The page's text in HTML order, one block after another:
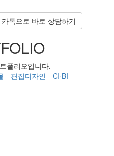
카톡으로 바로 상담하기
폴리오입니다.
편집디자인
CI·BI